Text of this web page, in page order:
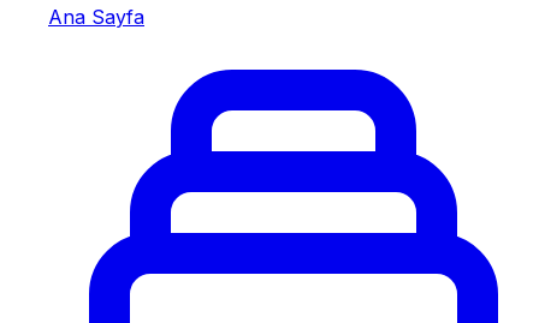
Ana Sayfa